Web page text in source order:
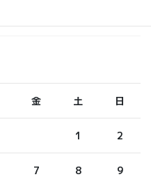
金 土 日
1 2
7 8 9